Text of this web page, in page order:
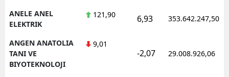
ANELE ANEL
ELEKTRIK
121,90 6,93 353.642.247,50
ANGEN ANATOLIA
TANI VE
BIYOTEKNOLOJI
9,01
-2,07 29.008.926,06